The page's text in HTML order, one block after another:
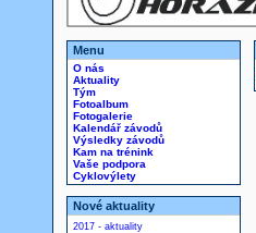
Menu
O nás
Aktuality
Tým
Fotoalbum
Fotogalerie
Kalendář závodů
Výsledky závodů
Kam na trénink
Vaše podpora
Cyklovýlety
Nové aktuality
2017 - aktuality